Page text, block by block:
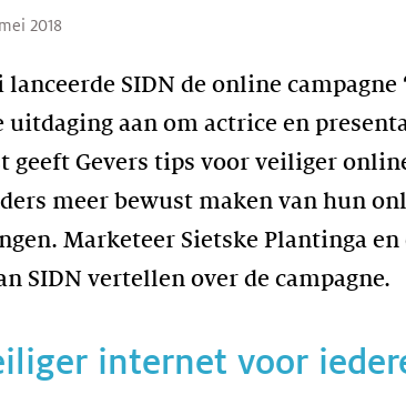
2018
lanceerde SIDN de online
uitdaging aan om actrice en
geeft Gevers tips voor veiliger
meer bewust maken van hun
Marketeer Sietske Plantinga
SIDN vertellen over de campagne.
internet voor